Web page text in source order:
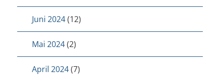
Juni 2024(12)
Mai 2024(2)
April 2024(7)